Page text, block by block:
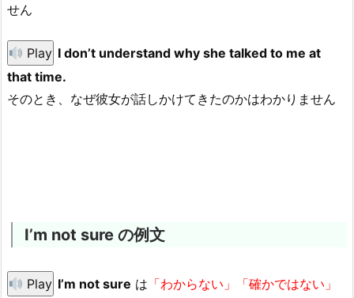
せん
Play I don’t understand why she talked to me at
that time.
そのとき、なぜ彼女が話しかけてきたのかはわかりません
I’m not sure の例文
Play I’m not sure は 「わからない」「確かではない」